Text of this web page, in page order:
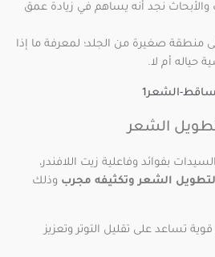
والأبحاث نجد أنه يساهم في زيادة عمق
منطقة صغيرة من الجلد؛ لمعرفة ما إذا
حياله أم لا.
الشعر1
الشعر
بفوائد وفاعلية زيت اللافندر،
الشعر وتكثيفه مجرب وذلك
تساعد على تقليل التوتر وتعزيز